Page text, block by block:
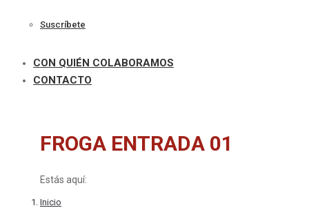
Suscríbete
CON QUIÉN COLABORAMOS
CONTACTO
FROGA ENTRADA 01
Estás aquí:
Inicio